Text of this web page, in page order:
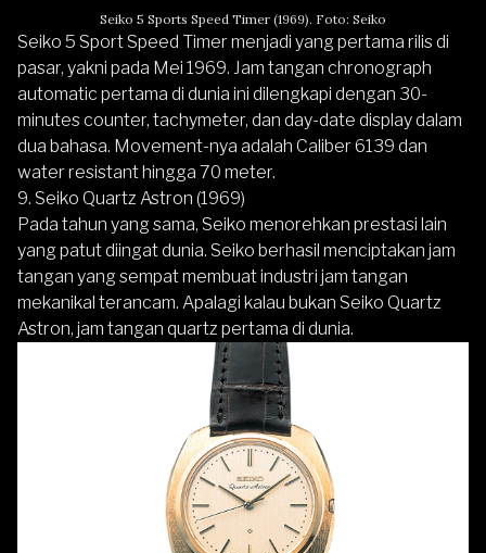
Seiko 5 Sports Speed Timer (1969). Foto: Seiko
Seiko 5 Sport Speed Timer menjadi yang pertama rilis di
pasar, yakni pada Mei 1969. Jam tangan chronograph
automatic pertama di dunia ini dilengkapi dengan 30-
minutes counter, tachymeter, dan day-date display dalam
dua bahasa. Movement-nya adalah Caliber 6139 dan
water resistant hingga 70 meter.
9. Seiko Quartz Astron (1969)
Pada tahun yang sama, Seiko menorehkan prestasi lain
yang patut diingat dunia. Seiko berhasil menciptakan jam
tangan yang sempat membuat industri jam tangan
mekanikal terancam. Apalagi kalau bukan Seiko Quartz
Astron, jam tangan quartz pertama di dunia.